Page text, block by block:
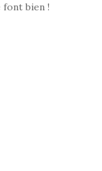
bien !